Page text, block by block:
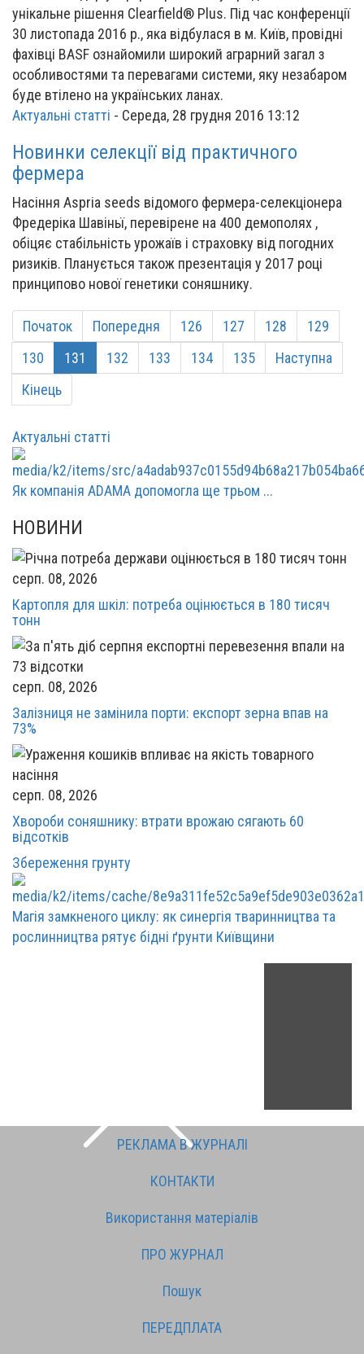
унікальне рішення Clearfield® Plus. Під час конференції
30 листопада 2016 р., яка відбулася в м. Київ, провідні
фахівці BASF ознайомили широкий аграрний загал з
особливостями та перевагами системи, яку незабаром
буде втілено на українських ланах.
Актуальні статті - Середа, 28 грудня 2016 13:12
Новинки селекції від практичного
фермера
Насіння Aspria seeds відомого фермера-селекціонера
Фредеріка Шавіньї, перевірене на 400 демополях ,
обіцяє стабільність урожаїв і страховку від погодних
ризиків. Планується також презентація у 2017 році
принципово нової генетики соняшнику.
Початок Попередня 126 127 128
129
130
131 132 133 134 135
Наступна
Кінець
Актуальні статті
Як компанія ADAMA допомогла ще трьом ...
НОВИНИ
серп. 08, 2026
Картопля для шкіл: потреба оцінюється в 180 тисяч
тонн
серп. 08, 2026
Залізниця не замінила порти: експорт зерна впав на
73%
серп. 08, 2026
Хвороби соняшнику: втрати врожаю сягають 60
відсотків
Збереження грунту
Магія замкненого циклу: як синергія тваринництва та
рослинництва рятує бідні ґрунти Київщини
РЕКЛАМА В ЖУРНАЛІ
КОНТАКТИ
Використання матеріалів
ПРО ЖУРНАЛ
Пошук
ПЕРЕДПЛАТА